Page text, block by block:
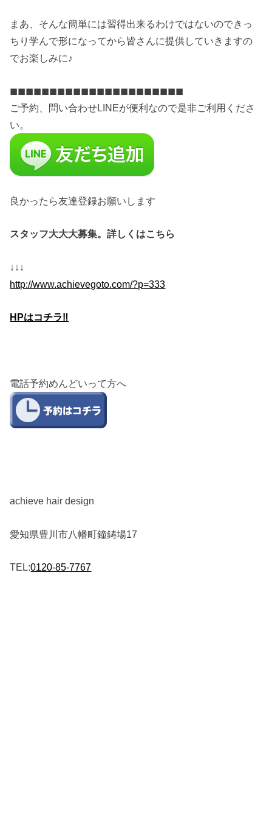
まあ、そんな簡単には習得出来るわけではないのできっ
ちり学んで形になってから皆さんに提供していきますの
でお楽しみに♪
◼︎◼︎◼︎◼︎◼︎◼︎◼︎◼︎◼︎◼︎◼︎◼︎◼︎◼︎◼︎◼︎◼︎◼︎◼︎◼︎◼︎◼︎
ご予約、問い合わせLINEが便利なので是非ご利用くださ
い。
良かったら友達登録お願いします
スタッフ大大大募集。詳しくはこちら
↓↓↓
http://www.achievegoto.com/?p=333
HPはコチラ‼︎
電話予約めんどいって方へ
achieve hair design
愛知県豊川市八幡町鐘鋳場17
TEL:0120-85-7767